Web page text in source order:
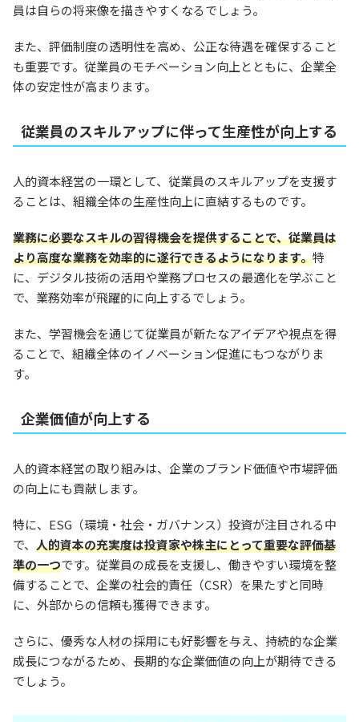
員は自らの将来像を描きやすくなるでしょう。
また、評価制度の透明性を高め、公正な待遇を確保すること
も重要です。従業員のモチベーション向上とともに、企業全
体の安定性が高まります。
従業員のスキルアップに伴って生産性が向上する
人的資本経営の一環として、従業員のスキルアップを支援す
ることは、組織全体の生産性向上に直結するものです。
業務に必要なスキルの習得機会を提供することで、従業員は
より高度な業務を効率的に遂行できるようになります。特
に、デジタル技術の活用や業務プロセスの最適化を学ぶこと
で、業務効率が飛躍的に向上するでしょう。
また、学習機会を通じて従業員が新たなアイデアや視点を得
ることで、組織全体のイノベーション促進にもつながりま
す。
企業価値が向上する
人的資本経営の取り組みは、企業のブランド価値や市場評価
の向上にも貢献します。
特に、ESG（環境・社会・ガバナンス）投資が注目される中
で、 人的資本の充実度は投資家や株主にとって重要な評価基
準の一つです。従業員の成長を支援し、働きやすい環境を整
備することで、企業の社会的責任（CSR）を果たすと同時
に、外部からの信頼も獲得できます。
さらに、優秀な人材の採用にも好影響を与え、持続的な企業
成長につながるため、長期的な企業価値の向上が期待できる
でしょう。